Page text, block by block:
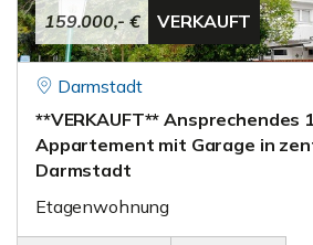
159.000,- € VERKAUFT
Darmstadt
**VERKAUFT** Ansprechendes
Appartement mit Garage in
Darmstadt
Etagenwohnung